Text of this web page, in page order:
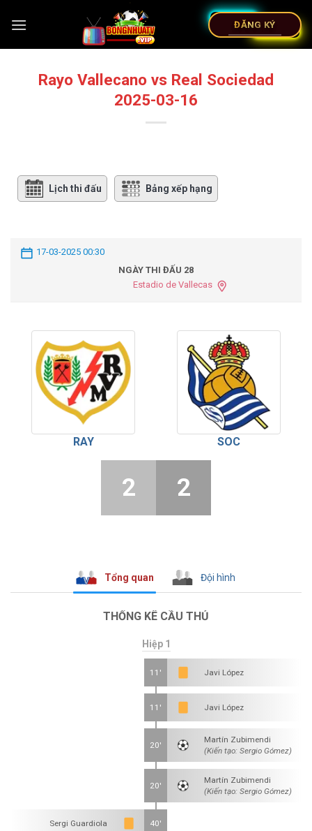
ĐĂNG KÝ
Rayo Vallecano vs Real Sociedad
2025-03-16
Lịch thi đấu Bảng xếp hạng
17-03-2025 00:30
NGÀY THI ĐẤU 28
Estadio de Vallecas
RAY SOC
2 2
Tổng quan Đội hình
THỐNG KÊ CẦU THỦ
Hiệp 1
11' Javi López
11' Javi López
20'
Martín Zubimendi
(Kiến tạo: Sergio Gómez)
20'
Martín Zubimendi
(Kiến tạo: Sergio Gómez)
Sergi Guardiola 40'